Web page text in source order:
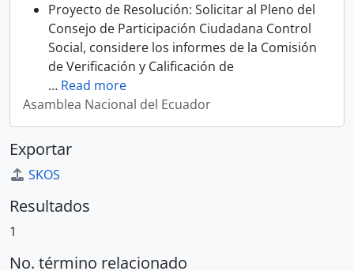
Proyecto de Resolución: Solicitar al Pleno del
Consejo de Participación Ciudadana Control
Social, considere los informes de la Comisión
de Verificación y Calificación de
… Read more
Asamblea Nacional del Ecuador
Exportar
SKOS
Resultados
1
No. término relacionado